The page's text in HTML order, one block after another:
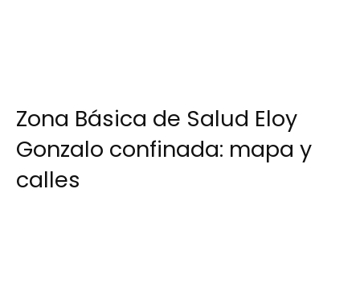
Zona Básica de Salud Eloy
Gonzalo confinada: mapa y
calles